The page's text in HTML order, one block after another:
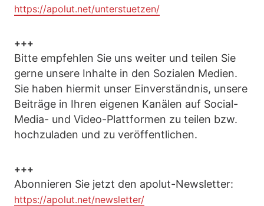
https://apolut.net/unterstuetzen/
+++
Bitte empfehlen Sie uns weiter und teilen Sie
gerne unsere Inhalte in den Sozialen Medien.
Sie haben hiermit unser Einverständnis, unsere
Beiträge in Ihren eigenen Kanälen auf Social-
Media- und Video-Plattformen zu teilen bzw.
hochzuladen und zu veröffentlichen.
+++
Abonnieren Sie jetzt den apolut-Newsletter:
https://apolut.net/newsletter/